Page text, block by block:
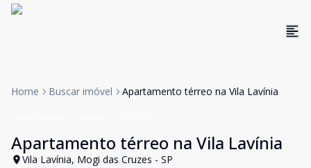
Home Buscar imóvel Apartamento térreo na Vila Lavínia
Apartamento térreo na Vila Lavínia
Vila Lavínia, Mogi das Cruzes - SP